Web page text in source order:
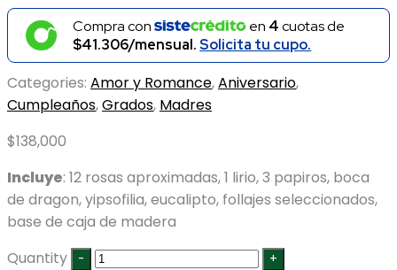
Compra con en 4cuotas de
$41.306/mensual.Solicita tu cupo.
Categories: Amor y Romance,Aniversario,
Cumpleaños,Grados, Madres
$138,000
Incluye: 12 rosas aproximadas, 1 lirio, 3 papiros, boca
de dragon, yipsofilia, eucalipto, follajes seleccionados,
base de caja de madera
Quantity